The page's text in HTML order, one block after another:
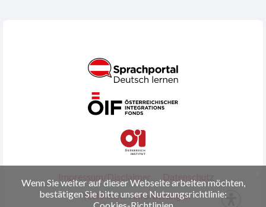
Wenn Sie weiter auf dieser Webseite arbeiten möchten,
bestätigen Sie bitte unsere Nutzungsrichtlinie:
Technische Anforderungen